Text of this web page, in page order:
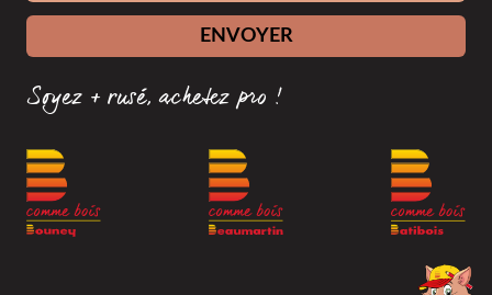
ENVOYER
Soyez + rusé, achetez pro !